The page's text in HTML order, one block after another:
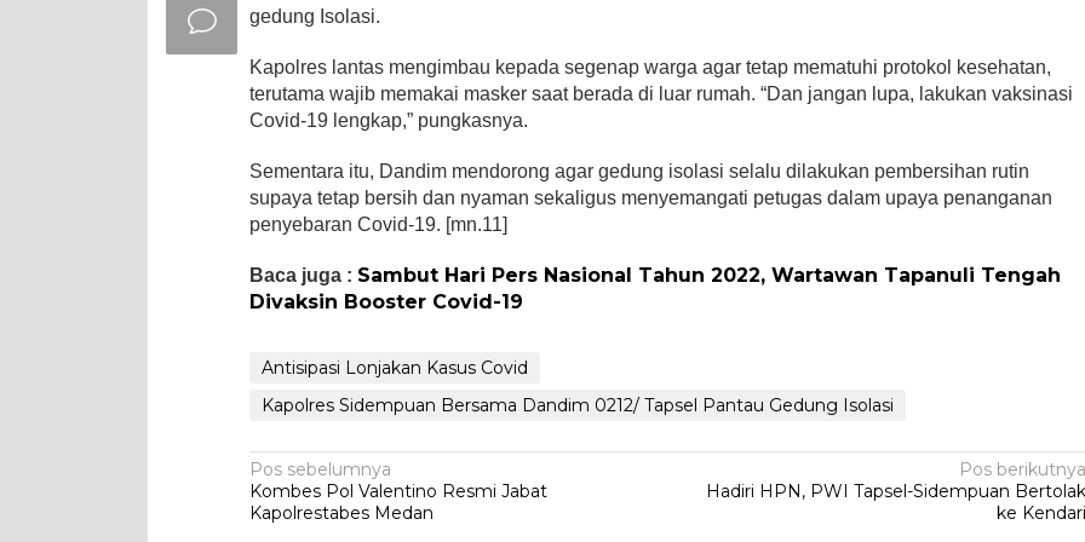
gedung Isolasi.
Kapolres lantas mengimbau kepada segenap warga agar tetap mematuhi protokol kesehatan,
terutama wajib memakai masker saat berada di luar rumah. “Dan jangan lupa, lakukan vaksinasi
Covid-19 lengkap,” pungkasnya.
Sementara itu, Dandim mendorong agar gedung isolasi selalu dilakukan pembersihan rutin
supaya tetap bersih dan nyaman sekaligus menyemangati petugas dalam upaya penanganan
penyebaran Covid-19. [mn.11]
Baca juga : Sambut Hari Pers Nasional Tahun 2022, Wartawan Tapanuli Tengah
Divaksin Booster Covid-19
Antisipasi Lonjakan Kasus Covid
Kapolres Sidempuan Bersama Dandim 0212/ Tapsel Pantau Gedung Isolasi
Navigasi
pos
Pos sebelumnya
Kombes Pol Valentino Resmi Jabat
Kapolrestabes Medan
Pos berikutnya
Hadiri HPN, PWI Tapsel-Sidempuan Bertolak
ke Kendari